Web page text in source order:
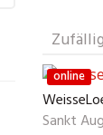
online
Sankt